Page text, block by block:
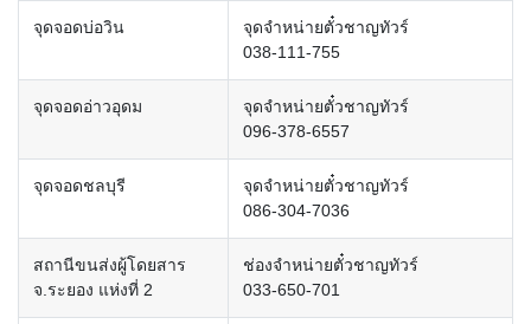
จุดจอดบ่อวิน
จุดจำหน่ายตั๋วชาญทัวร์
038-111-755
จุดจอดอ่าวอุดม
จุดจำหน่ายตั๋วชาญทัวร์
096-378-6557
จุดจอดชลบุรี
จุดจำหน่ายตั๋วชาญทัวร์
086-304-7036
สถานีขนส่งผู้โดยสาร
จ.ระยอง แห่งที่ 2
ช่องจำหน่ายตั๋วชาญทัวร์
033-650-701